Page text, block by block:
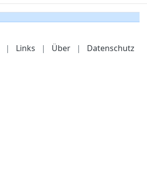
| Links | Über | Datenschutz